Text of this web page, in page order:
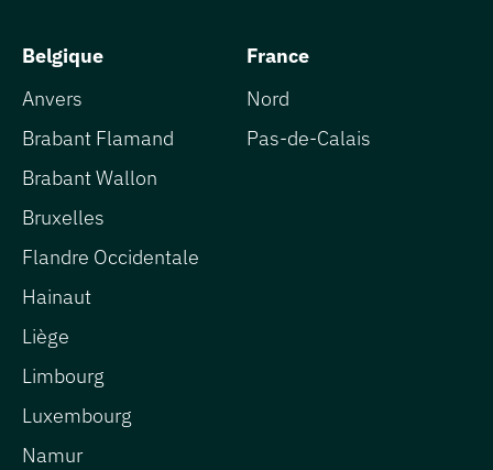
Belgique
Anvers
Brabant Flamand
Brabant Wallon
Bruxelles
Flandre Occidentale
Hainaut
Liège
Limbourg
Luxembourg
Namur
France
Nord
Pas-de-Calais